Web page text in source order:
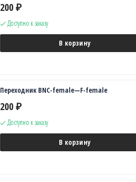
200 ₽
Доступно к заказу
В корзину
Переходник BNC-female—F-female
200 ₽
Доступно к заказу
В корзину